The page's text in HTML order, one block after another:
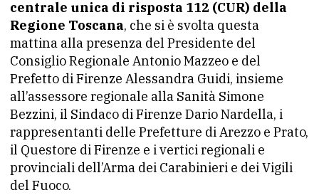
centrale unica di risposta 112 (CUR) della
Regione Toscana, che si è svolta questa
mattina alla presenza del Presidente del
Consiglio Regionale Antonio Mazzeo e del
Prefetto di Firenze Alessandra Guidi, insieme
all’assessore regionale alla Sanità Simone
Bezzini, il Sindaco di Firenze Dario Nardella, i
rappresentanti delle Prefetture di Arezzo e Prato,
il Questore di Firenze e i vertici regionali e
provinciali dell’Arma dei Carabinieri e dei Vigili
del Fuoco.